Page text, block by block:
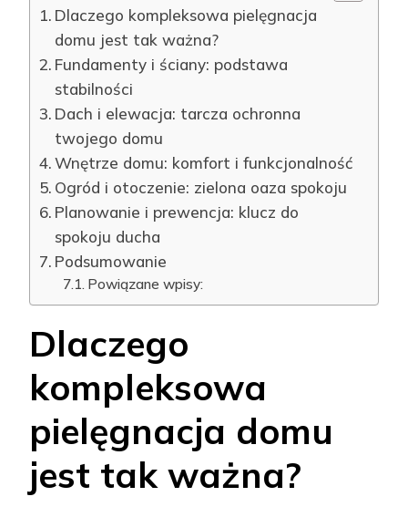
Dlaczego kompleksowa pielęgnacja
domu jest tak ważna?
Fundamenty i ściany: podstawa
stabilności
Dach i elewacja: tarcza ochronna
twojego domu
Wnętrze domu: komfort i funkcjonalność
Ogród i otoczenie: zielona oaza spokoju
Planowanie i prewencja: klucz do
spokoju ducha
Podsumowanie
Powiązane wpisy:
Dlaczego
kompleksowa
pielęgnacja domu
jest tak ważna?